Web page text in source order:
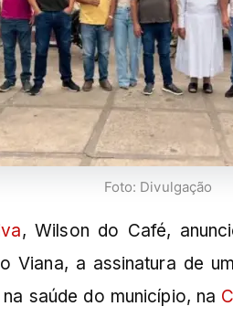
Foto: Divulgação
, Wilson do Café,
Viana, a assinatura de
saúde do município, na